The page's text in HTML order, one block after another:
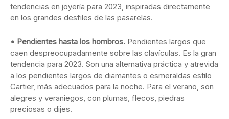
tendencias en joyería para 2023, inspiradas directamente
en los grandes desfiles de las pasarelas.
• Pendientes hasta los hombros. Pendientes largos que
caen despreocupadamente sobre las clavículas. Es la gran
tendencia para 2023. Son una alternativa práctica y atrevida
a los pendientes largos de diamantes o esmeraldas estilo
Cartier, más adecuados para la noche. Para el verano, son
alegres y veraniegos, con plumas, flecos, piedras
preciosas o dijes.